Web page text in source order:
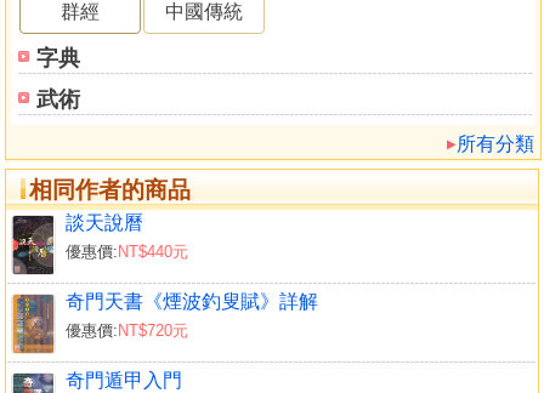
群經 中國傳統
字典
武術
所有分類
相同作者的商品
談天說曆
優惠價: NT$440元
奇門天書《煙波釣叟賦》詳解
優惠價: NT$720元
奇門遁甲入門